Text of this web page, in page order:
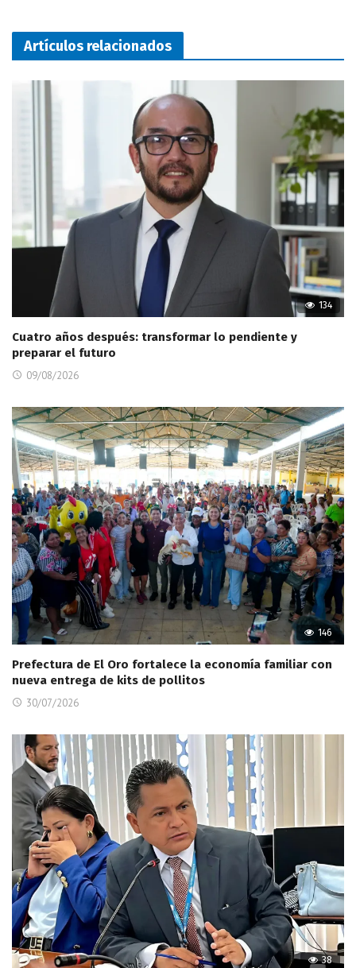
Artículos relacionados
134
Cuatro años después: transformar lo pendiente y
preparar el futuro
09/08/2026
146
Prefectura de El Oro fortalece la economía familiar con
nueva entrega de kits de pollitos
30/07/2026
38